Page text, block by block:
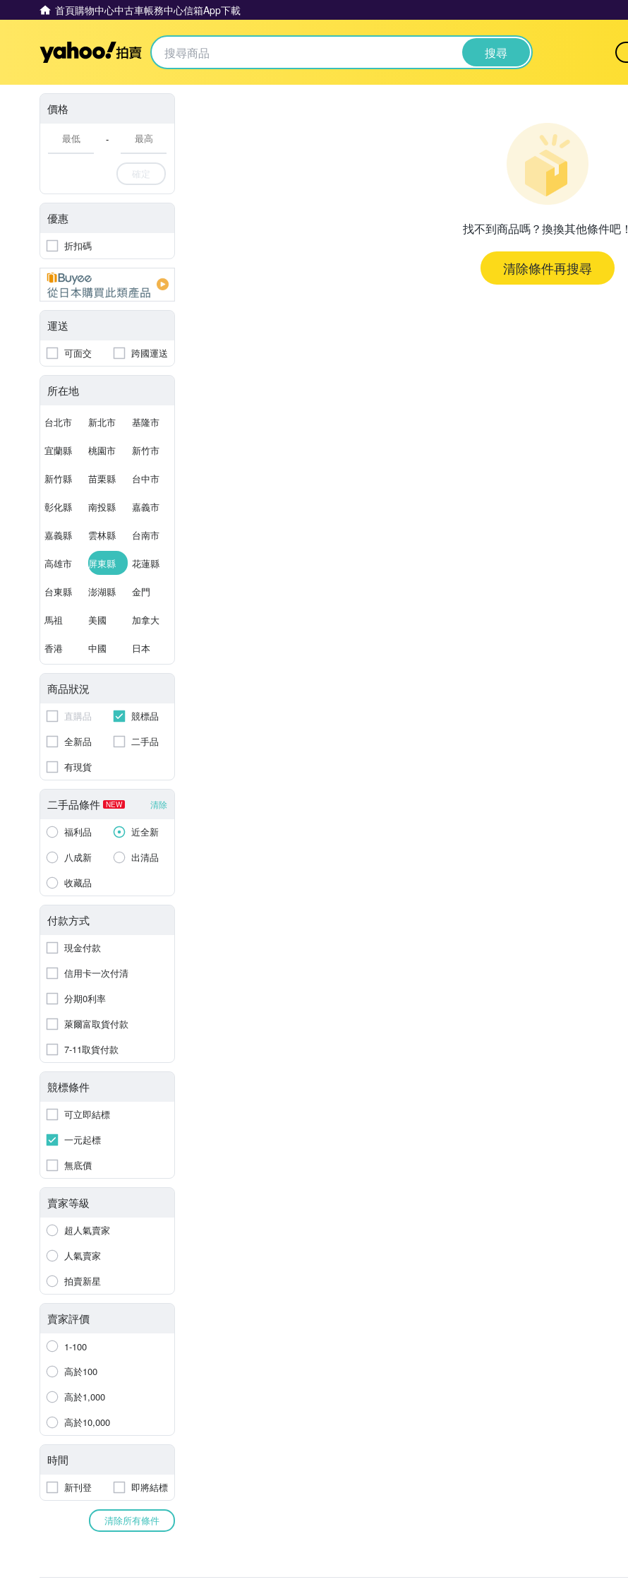
首頁購物中心中古車帳務中心信箱App下載
Yahoo拍賣 搜尋
價格
-
確定
優惠
折扣碼
運送
可面交 跨國運送
所在地
台北市 新北市 基隆市
宜蘭縣 桃園市 新竹市
新竹縣 苗栗縣 台中市
彰化縣 南投縣 嘉義市
嘉義縣 雲林縣 台南市
高雄市 屏東縣 花蓮縣
台東縣 澎湖縣 金門
馬祖 美國 加拿大
香港 中國 日本
商品狀況
直購品
競標品
全新品
二手品
有現貨
二手品條件 NEW 清除
福利品
近全新
八成新
出清品
收藏品
付款方式
現金付款
信用卡一次付清
分期0利率
萊爾富取貨付款
7-11取貨付款
競標條件
可立即結標
一元起標
無底價
賣家等級
超人氣賣家
人氣賣家
拍賣新星
賣家評價
1-100
高於100
高於1,000
高於10,000
時間
新刊登 即將結標
清除所有條件
找不到商品嗎？換換其他條件吧！
清除條件再搜尋